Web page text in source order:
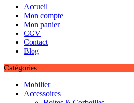
Accueil
Mon compte
Mon panier
CGV
Contact
Blog
Catégories
Mobilier
Accessoires